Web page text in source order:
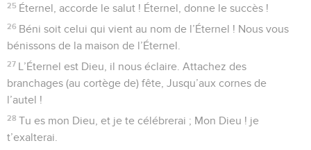
25 Éternel, accorde le salut ! Éternel, donne le succès !
26 Béni soit celui qui vient au nom de l’Éternel ! Nous vous
bénissons de la maison de l’Éternel.
27 L’Éternel est Dieu, il nous éclaire. Attachez des
branchages (au cortège de) fête, Jusqu’aux cornes de
l’autel !
28 Tu es mon Dieu, et je te célébrerai ; Mon Dieu ! je
t’exalterai.